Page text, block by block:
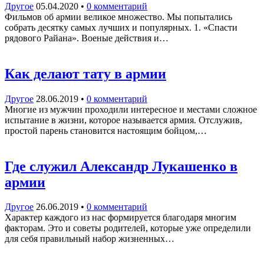
Другое 05.04.2020 • 0 комментарий
Фильмов об армии великое множество. Мы попытались
собрать десятку самых лучших и популярных. 1. «Спасти
рядового Райана». Военые действия и…
Как делают тату в армии
Другое 28.06.2019 • 0 комментарий
Многие из мужчин проходили интересное и местами сложное
испытание в жизни, которое называется армия. Отслужив,
простой парень становится настоящим бойцом,…
Где служил Александр Лукашенко в
армии
Другое 26.06.2019 • 0 комментарий
Характер каждого из нас формируется благодаря многим
факторам. Это и советы родителей, которые уже определили
для себя правильный набор жизненных…